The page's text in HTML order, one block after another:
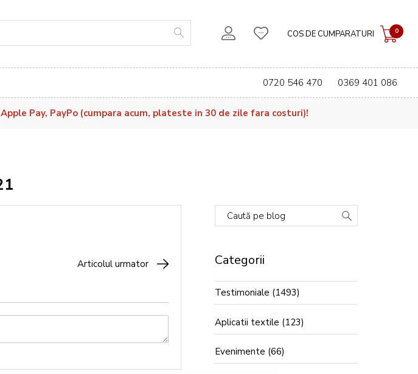
COS DE CUMPARATURI 0
0720 546 470 0369 401 086
Apple Pay, PayPo (cumpara acum, plateste in 30 de zile fara costuri)!
Articolul urmator
Caută pe blog
Categorii
Testimoniale (1493)
Aplicatii textile (123)
Evenimente (66)